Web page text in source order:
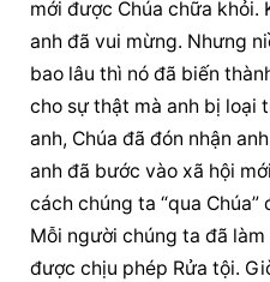
mới được Chúa chữa khỏi.
anh đã vui mừng. Nhưng
bao lâu thì nó đã biến
cho sự thật mà anh bị loại
anh, Chúa đã đón nhận
anh đã bước vào xã hội
cách chúng ta “qua Chúa”
Mỗi người chúng ta đã
được chịu phép Rửa tội.